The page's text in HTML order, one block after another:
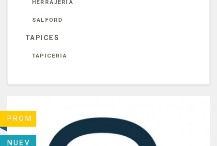
HERRAJERIA
SALFORD
TAPICES
TAPICERIA
PROM
NUEV